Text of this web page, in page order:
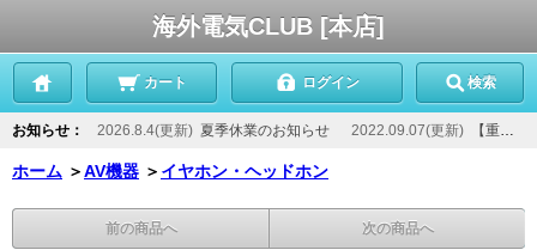
海外電気CLUB [本店]
カート ログイン 検索
お知らせ： 2026.8.4(更新) 夏季休業のお知らせ 2022.09.07(更新) 【重要】当店からのメールが届かないお客様へ
ホーム ＞AV機器 ＞ イヤホン・ヘッドホン
前の商品へ 次の商品へ